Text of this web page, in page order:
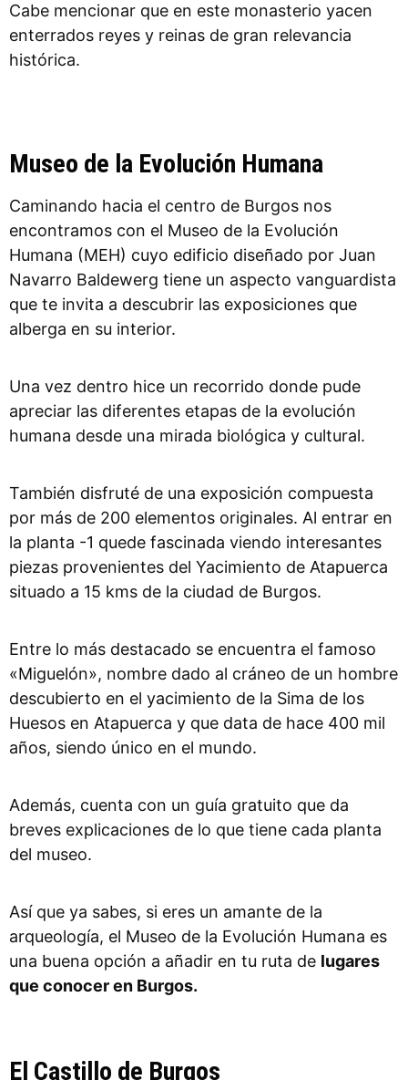
Cabe mencionar que en este monasterio yacen
enterrados reyes y reinas de gran relevancia
histórica.
Museo de la Evolución Humana
Caminando hacia el centro de Burgos nos
encontramos con el Museo de la Evolución
Humana (MEH) cuyo edificio diseñado por Juan
Navarro Baldewerg tiene un aspecto vanguardista
que te invita a descubrir las exposiciones que
alberga en su interior.
Una vez dentro hice un recorrido donde pude
apreciar las diferentes etapas de la evolución
humana desde una mirada biológica y cultural.
También disfruté de una exposición compuesta
por más de 200 elementos originales. Al entrar en
la planta -1 quede fascinada viendo interesantes
piezas provenientes del Yacimiento de Atapuerca
situado a 15 kms de la ciudad de Burgos.
Entre lo más destacado se encuentra el famoso
«Miguelón», nombre dado al cráneo de un hombre
descubierto en el yacimiento de la Sima de los
Huesos en Atapuerca y que data de hace 400 mil
años, siendo único en el mundo.
Además, cuenta con un guía gratuito que da
breves explicaciones de lo que tiene cada planta
del museo.
Así que ya sabes, si eres un amante de la
arqueología, el Museo de la Evolución Humana es
una buena opción a añadir en tu ruta de lugares
que conoceren Burgos.
El Castillo de Burgos